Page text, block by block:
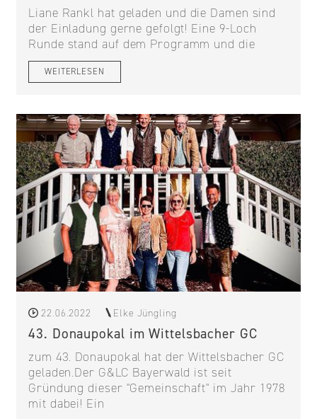
Liane Rankl hat geladen und die Damen sind
der Einladung gerne gefolgt! Eine 9-Loch
Runde stand auf dem Programm und die
WEITERLESEN
22.06.2022 Elke Jüngling
43. Donaupokal im Wittelsbacher GC
zum 43. Donaupokal hat der Wittelsbacher GC
geladen.Der G&LC Bayerwald ist seit
Gründung dieser "Gemeinschaft" im Jahr 1978
mit dabei! Ein